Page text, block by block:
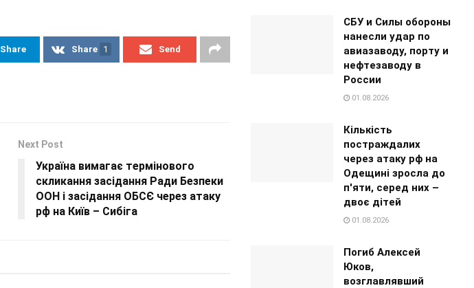
Share Share 1 Send
Next Post
Україна вимагає термінового
скликання засідання Ради Безпеки
ООН і засідання ОБСЄ через атаку
рф на Київ – Сибіга
СБУ и Силы обороны
нанесли удар по
авиазаводу, порту и
нефтезаводу в
России
01.08.2026
Кількість
постраждалих
через атаку рф на
Одещині зросла до
п'яти, серед них –
двоє дітей
01.08.2026
Погиб Алексей
Юков,
возглавлявший